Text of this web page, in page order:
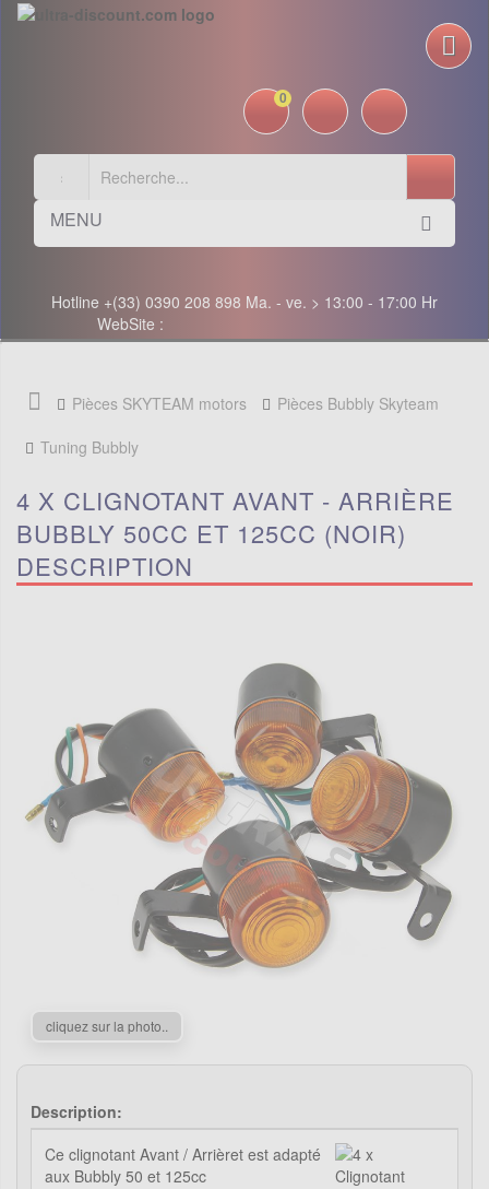
0
MENU
Hotline +(33) 0390 208 898 Ma. - ve. > 13:00 - 17:00 Hr
WebSite :
Pièces SKYTEAM motors
Pièces Bubbly Skyteam
Tuning Bubbly
4 X CLIGNOTANT AVANT - ARRIÈRE
BUBBLY 50CC ET 125CC (NOIR)
DESCRIPTION
cliquez sur la photo..
Description:
Ce clignotant Avant / Arrièret est adapté
aux Bubbly 50 et 125cc